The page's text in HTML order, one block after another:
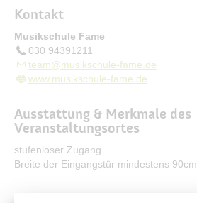
Kontakt
Musikschule Fame
030 94391211
team@musikschule-fame.de
www.musikschule-fame.de
Ausstattung & Merkmale des
Veranstaltungsortes
stufenloser Zugang
Breite der Eingangstür mindestens 90cm